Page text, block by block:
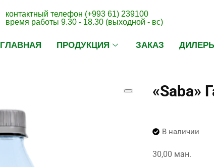
контактный телефон (+993 61) 239100
время работы 9.30 - 18.30 (выходной - вс)
ГЛАВНАЯ ПРОДУКЦИЯ ЗАКАЗ
«Saba»
В наличии
30,00 ман.